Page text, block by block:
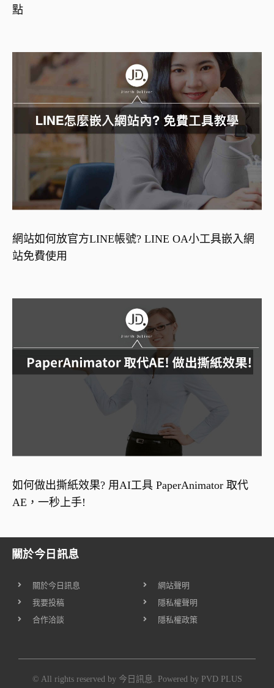
點
網站如何放官方LINE帳號? LINE OA小工具嵌入網
站免費使用
如何做出撕紙效果? 用AI工具 PaperAnimator 取代
AE，一秒上手!
關於今日訊息
關於今日訊息
我要投稿
合作洽談
網站聲明
隱私權聲明
隱私權政策
© All rights reserved by 今日訊息. Powered by PVD PLUS